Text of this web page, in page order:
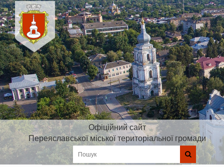
Офіційний сайт
Переяславської міської територіальної громади